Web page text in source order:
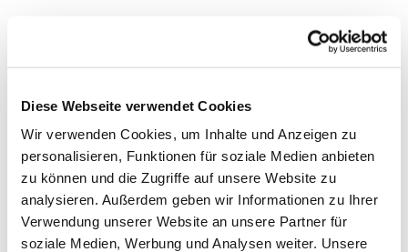
Diese Webseite verwendet Cookies
Wir verwenden Cookies, um Inhalte und Anzeigen zu
personalisieren, Funktionen für soziale Medien anbieten
zu können und die Zugriffe auf unsere Website zu
analysieren. Außerdem geben wir Informationen zu Ihrer
Verwendung unserer Website an unsere Partner für
soziale Medien, Werbung und Analysen weiter. Unsere